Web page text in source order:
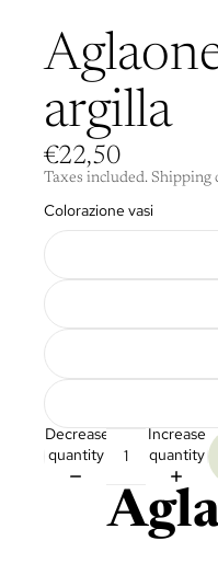
argilla
€22,50
Taxes included. Shipping
Colorazione vasi
Decrease
quantity
Increase
quantity